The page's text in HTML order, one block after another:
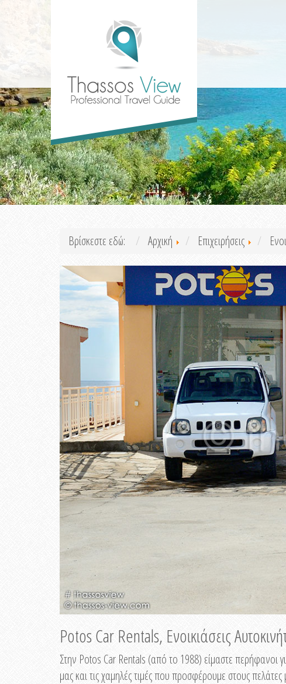
Βρίσκεστε εδώ: Αρχική Επιχειρήσεις
Potos Car Rentals, Ενοικιάσεις
Στην Potos Car Rentals (από το 1988) είμαστε περήφανοι
μας και τις χαμηλές τιμές που προσφέρουμε στους πελάτες